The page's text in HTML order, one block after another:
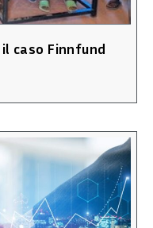
caso Finnfund